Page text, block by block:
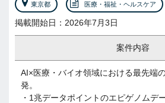
東京都 医療・福祉・ヘルスケア
掲載開始日：2026年7月3日
案件内容
AI×医療・バイオ領域における最先端
発。
・1兆データポイントのエピゲノムデ